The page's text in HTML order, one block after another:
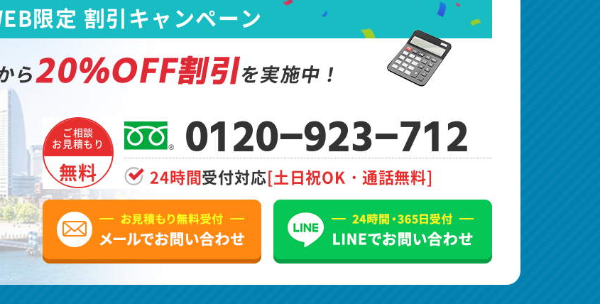
限定 割引キャンペーン
ら20%OFF割引を実施中！
ご相談
お見積もり
無料
0120-923-712
24時間受付対応[土日祝OK・通話無料]